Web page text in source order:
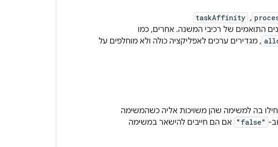
,‏
taskAffinity
התואמים של רכיבי המשנה. אחרים, כמו
, מגדירים ערכים לאפליקציה כולה ולא מוחלפים על
בה למשימה שהן משויכות אליה כשהמשימה
"false"
אם הם חייבים להישאר במשימה